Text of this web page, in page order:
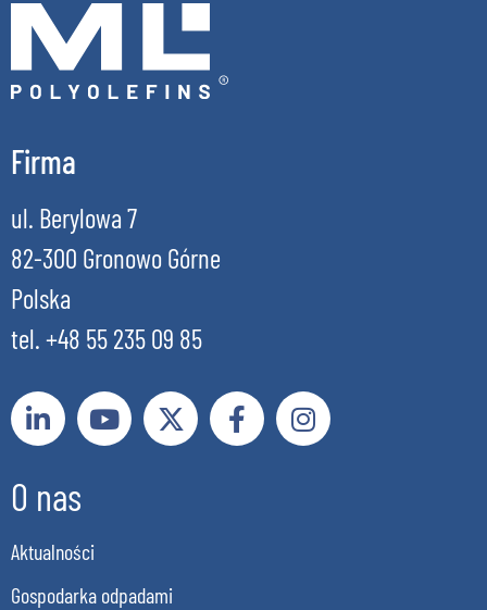
Firma
ul. Berylowa 7
82-300 Gronowo Górne
Polska
tel. +48 55 235 09 85
O nas
Aktualności
Gospodarka odpadami